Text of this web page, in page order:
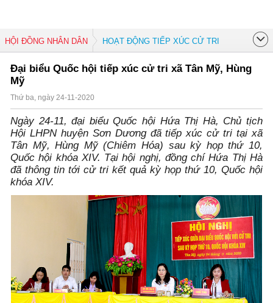
HỘI ĐỒNG NHÂN DÂN HOẠT ĐỘNG TIẾP XÚC CỬ TRI
Đại biểu Quốc hội tiếp xúc cử tri xã Tân Mỹ, Hùng
Mỹ
Thứ ba, ngày 24-11-2020
Ngày 24-11, đại biểu Quốc hội Hứa Thị Hà, Chủ tịch
Hội LHPN huyện Sơn Dương đã tiếp xúc cử tri tại xã
Tân Mỹ, Hùng Mỹ (Chiêm Hóa) sau kỳ họp thứ 10,
Quốc hội khóa XIV. Tại hội nghị, đồng chí Hứa Thị Hà
đã thông tin tới cử tri kết quả kỳ họp thứ 10, Quốc hội
khóa XIV.